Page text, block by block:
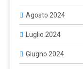
Agosto 2024
Luglio 2024
Giugno 2024